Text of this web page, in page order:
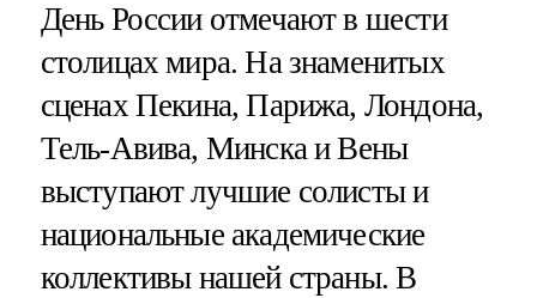
День России отмечают в шести
столицах мира. На знаменитых
сценах Пекина, Парижа, Лондона,
Тель-Авива, Минска и Вены
выступают лучшие солисты и
национальные академические
коллективы нашей страны. В